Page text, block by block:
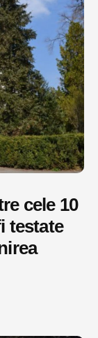
cele 10
testate